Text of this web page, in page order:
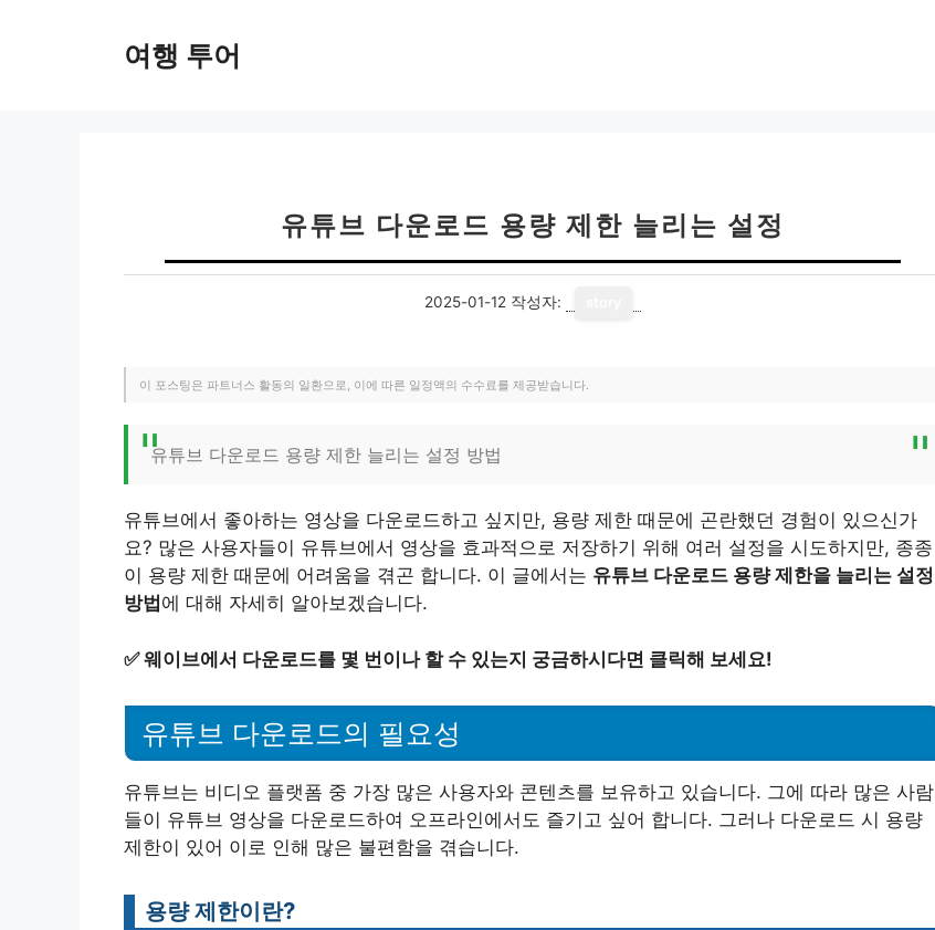
여행 투어
유튜브 다운로드 용량 제한 늘리는 설정
2025-01-12 작성자:
이 포스팅은 파트너스 활동의 일환으로, 이에 따른 일정액의 수수료를 제공받습니다.
유튜브 다운로드 용량 제한 늘리는 설정 방법
유튜브에서 좋아하는 영상을 다운로드하고 싶지만, 용량 제한 때문에 곤란했던 경험이 있으신가
요? 많은 사용자들이 유튜브에서 영상을 효과적으로 저장하기 위해 여러 설정을 시도하지만, 종종
이 용량 제한 때문에 어려움을 겪곤 합니다. 이 글에서는 유튜브 다운로드 용량 제한을 늘리는 설정
방법 에 대해 자세히 알아보겠습니다.
✅웨이브에서 다운로드를 몇 번이나 할 수 있는지 궁금하시다면 클릭해 보세요!
유튜브 다운로드의 필요성
유튜브는 비디오 플랫폼 중 가장 많은 사용자와 콘텐츠를 보유하고 있습니다. 그에 따라 많은 사람
들이 유튜브 영상을 다운로드하여 오프라인에서도 즐기고 싶어 합니다. 그러나 다운로드 시 용량
제한이 있어 이로 인해 많은 불편함을 겪습니다.
용량 제한이란?